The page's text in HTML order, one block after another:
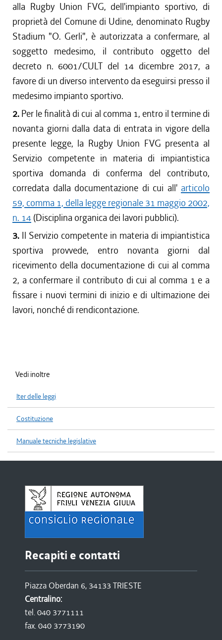
alla Rugby Union FVG, dell'impianto sportivo, di
proprietà del Comune di Udine, denominato Rugby
Stadium "O. Gerli", è autorizzata a confermare, al
soggetto medesimo, il contributo oggetto del
decreto n. 6001/CULT del 14 dicembre 2017, a
favore di un diverso intervento da eseguirsi presso il
medesimo impianto sportivo.
2. Per le finalità di cui al comma 1, entro il termine di
novanta giorni dalla data di entrata in vigore della
presente legge, la Rugby Union FVG presenta al
Servizio competente in materia di impiantistica
sportiva domanda di conferma del contributo,
corredata dalla documentazione di cui all' articolo
59, comma 1, della legge regionale 31 maggio 2002,
n. 14 (Disciplina organica dei lavori pubblici).
3. Il Servizio competente in materia di impiantistica
sportiva provvede, entro novanta giorni dal
ricevimento della documentazione di cui al comma
2, a confermare il contributo di cui al comma 1 e a
fissare i nuovi termini di inizio e di ultimazione dei
lavori, nonché di rendicontazione.
Vedi inoltre
Iter delle leggi
Costituzione
Manuale tecniche legislative
Recapiti e contatti
Piazza Oberdan 6, 34133 TRIESTE
Centralino:
tel. 040 3771111
fax. 040 3773190